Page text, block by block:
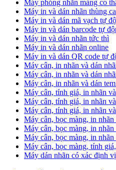
Máy phóng nhãn màng co
Máy in và dán nhãn thùng
Máy in và dán mã vạch tự
Máy in và dán barcode tự
Máy in và dán nhãn tức thì
Máy in và dán nhãn online
Máy in và dán QR code tự
Máy cân, in nhãn và dán
Máy cân, in nhãn và dán
Máy cân, in nhãn và dán
Máy cân, tính giá, in nhãn
Máy cân, tính giá, in nhãn
Máy cân, tính giá, in nhãn
Máy cân, bọc màng, in
Máy cân, bọc màng, in
Máy cân, bọc màng, in
Máy cân, bọc màng, tính
Máy dán nhãn có xác định